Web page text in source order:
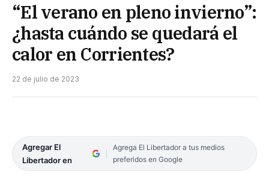
“El verano en pleno invierno”:
¿hasta cuándo se quedará el
calor en Corrientes?
22 de julio de 2023
Agregar El
Libertador en
Agrega El Libertador a tus medios
preferidos en Google